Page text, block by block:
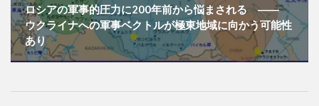
ロシアの軍事的圧力に200年前から悩まされる ――
ウクライナへの軍事ベクトルが極東地域に向かう可能性
あり